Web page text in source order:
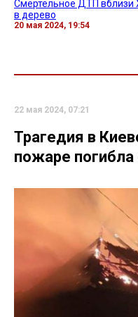
Смертельное ДТП вблизи
в дерево
20 мая 2024, 19:54
22 мая 2024, 07:21
Трагедия в
пожаре